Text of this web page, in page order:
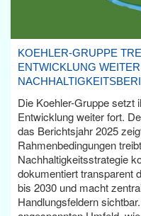
KOEHLER-GRUPPE
ENTWICKLUNG
Die Koehler-Gruppe setzt
Entwicklung weiter fort.
das Berichtsjahr 2025
Rahmenbedingungen
Nachhaltigkeitsstrategie
dokumentiert transparent
bis 2030 und macht
Handlungsfeldern